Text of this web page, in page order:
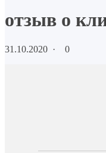
отзыв о
31.10.2020 · 0